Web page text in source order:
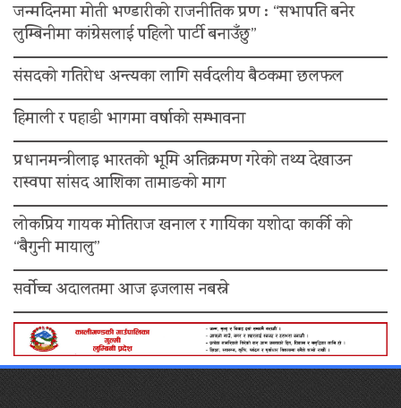
जन्मदिनमा मोती भण्डारीको राजनीतिक प्रण : “सभापति बनेर
लुम्बिनीमा कांग्रेसलाई पहिलो पार्टी बनाउँछु”
संसदको गतिरोध अन्त्यका लागि सर्वदलीय बैठकमा छलफल
हिमाली र पहाडी भागमा वर्षाको सम्भावना
प्रधानमन्त्रीलाइ भारतको भूमि अतिक्रमण गरेको तथ्य देखाउन
रास्वपा सांसद आशिका तामाङको माग
लोकप्रिय गायक मोतिराज खनाल र गायिका यशोदा कार्की को
“बैगुनी मायालु”
सर्वोच्च अदालतमा आज इजलास नबस्ने